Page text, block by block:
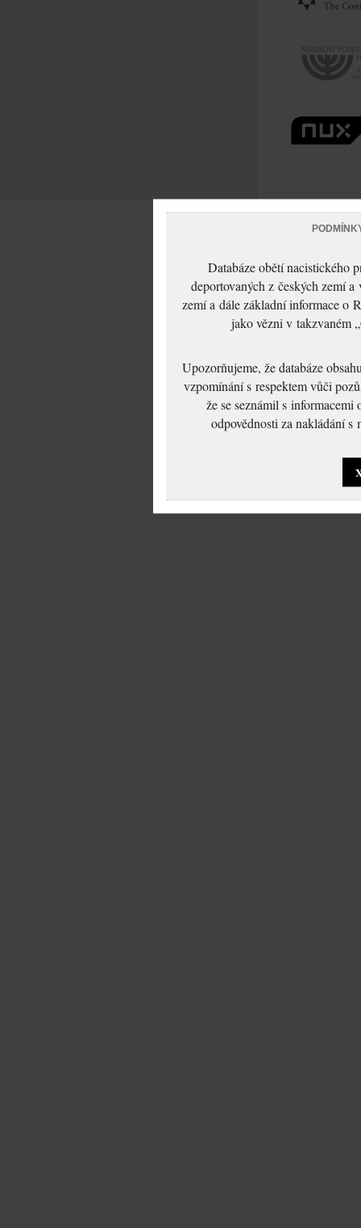
Databáze obětí nacistického
deportovaných z českých zemí
zemí a dále základní informace o
jako vězni v takzvaném
Upozorňujeme, že databáze
vzpomínání s respektem vůči
že se seznámil s
odpovědnosti za nakládání